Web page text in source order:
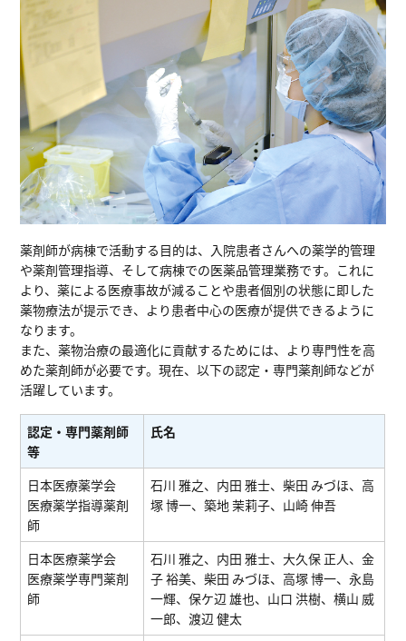
薬剤師が病棟で活動する目的は、入院患者さんへの薬学的管理
や薬剤管理指導、そして病棟での医薬品管理業務です。これに
より、薬による医療事故が減ることや患者個別の状態に即した
薬物療法が提示でき、より患者中心の医療が提供できるように
なります。
また、薬物治療の最適化に貢献するためには、より専門性を高
めた薬剤師が必要です。現在、以下の認定・専門薬剤師などが
活躍しています。
認定・専門薬剤師
等
氏名
日本医療薬学会
医療薬学指導薬剤
師
石川 雅之、内田 雅士、柴田 みづほ、⾼
塚 博⼀、築地 茉莉子、⼭崎 伸吾
日本医療薬学会
医療薬学専門薬剤
師
⽯川 雅之、内⽥ 雅⼠、⼤久保 正⼈、⾦
⼦ 裕美、柴田 みづほ、⾼塚 博⼀、永島
一輝、保ケ辺 雄也、⼭⼝ 洪樹、横山 威
一郎、渡辺 健太